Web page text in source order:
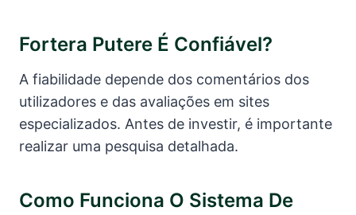
Fortera Putere É Confiável?
A fiabilidade depende dos comentários dos
utilizadores e das avaliações em sites
especializados. Antes de investir, é importante
realizar uma pesquisa detalhada.
Como Funciona O Sistema De